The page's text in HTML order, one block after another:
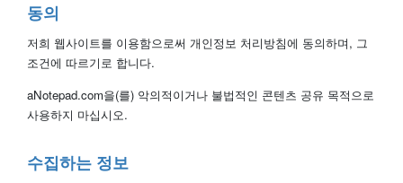
동의
저희 웹사이트를 이용함으로써 개인정보 처리방침에 동의하며, 그
조건에 따르기로 합니다.
aNotepad.com을(를) 악의적이거나 불법적인 콘텐츠 공유 목적으로
사용하지 마십시오.
수집하는 정보